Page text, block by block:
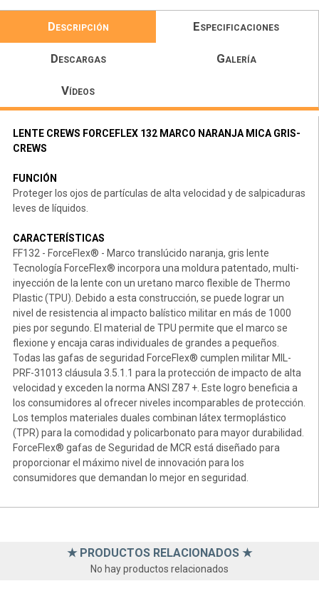
Descripción Especificaciones
Descargas Galería
Vídeos
LENTE CREWS FORCEFLEX 132 MARCO NARANJA MICA GRIS-
CREWS
FUNCIÓN
Proteger los ojos de partículas de alta velocidad y de salpicaduras
leves de líquidos.
CARACTERÍSTICAS
FF132 - ForceFlex® - Marco translúcido naranja, gris lente
Tecnología ForceFlex® incorpora una moldura patentado, multi-
inyección de la lente con un uretano marco flexible de Thermo
Plastic (TPU). Debido a esta construcción, se puede lograr un
nivel de resistencia al impacto balístico militar en más de 1000
pies por segundo. El material de TPU permite que el marco se
flexione y encaja caras individuales de grandes a pequeños.
Todas las gafas de seguridad ForceFlex® cumplen militar MIL-
PRF-31013 cláusula 3.5.1.1 para la protección de impacto de alta
velocidad y exceden la norma ANSI Z87 +. Este logro beneficia a
los consumidores al ofrecer niveles incomparables de protección.
Los templos materiales duales combinan látex termoplástico
(TPR) para la comodidad y policarbonato para mayor durabilidad.
ForceFlex® gafas de Seguridad de MCR está diseñado para
proporcionar el máximo nivel de innovación para los
consumidores que demandan lo mejor en seguridad.
★ PRODUCTOS RELACIONADOS ★
No hay productos relacionados